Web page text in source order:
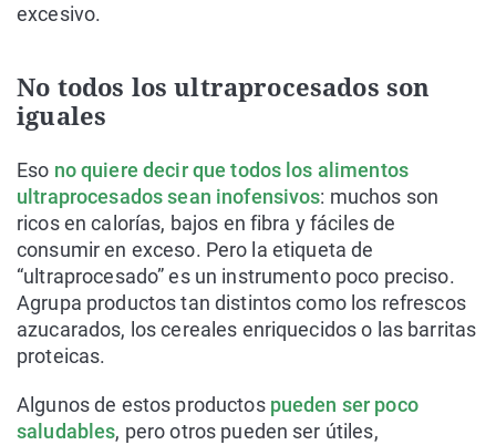
excesivo.
No todos los ultraprocesados son
iguales
Eso no quiere decir que todos los alimentos
ultraprocesados sean inofensivos: muchos son
ricos en calorías, bajos en fibra y fáciles de
consumir en exceso. Pero la etiqueta de
“ultraprocesado” es un instrumento poco preciso.
Agrupa productos tan distintos como los refrescos
azucarados, los cereales enriquecidos o las barritas
proteicas.
Algunos de estos productos pueden ser poco
saludables, pero otros pueden ser útiles,